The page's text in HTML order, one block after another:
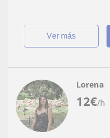
ver más
12€/h
Lorena